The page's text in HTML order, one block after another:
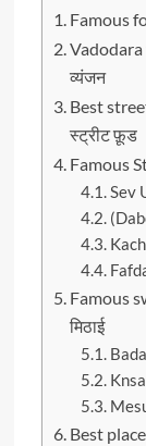
Famous
Vadodara
व्यंजन
Best
स्ट्रीट फ़ूड
Famous
Sev
Famous
मिठाई
Best